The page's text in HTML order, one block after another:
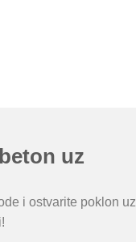
uz
i ostvarite poklon uz